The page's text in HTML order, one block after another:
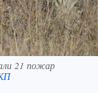
21 пожар